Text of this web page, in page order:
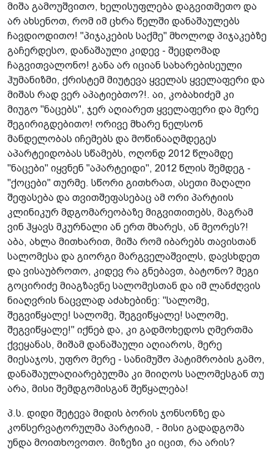
მიშა გამოუშვითო, ხელისუფლება დაგვითმეთო და
არ ახსენოთ, რომ იმ ცხრა წელში დანაშაულებს
ჩავდიოდითო! "პიჯაკების საქმე" მხოლოდ პიჯაკებზე
გაჩერდესო, დანაშაული კიდევ - შეცდომად
ჩაგვითვალონო! განა არ იციან სახარებისეული
ჰუმანიზმი, ქრისტემ მიუტევა ყველას ყველაფერი და
მიშას რად ვერ აპატიებთო?!. აი, კობახიძემ კი
მიუგო "ნაცებს", ჯერ აღიარეთ ყველაფერი და მერე
შეგირიგდებითო! ორივე მხარე ნელსონ
მანდელობას იჩემებს და მოწინააღმდეგეს
აპარტეიდობას სწამებს, ოღონდ 2012 წლამდე
"ნაცები" იყვნენ "აპარტეიდი", 2012 წლის შემდეგ -
"ქოცები" თურმე. სწორი გითხრათ, ასეთი მაღალი
შეფასება და თვითშეფასებაც ამ ორი პარტიის
კლინიკურ მდგომარეობაზე მიგვითითებს, მაგრამ
ვინ ჰყავს მკურნალი ან ერთ მხარეს, ან მეორეს?!
აბა, ახლა მითხარით, მიშა რომ იბარებს თავისთან
სალომესა და გიორგი მარგველაშვილს, დავსხდეთ
და ვისაუბროთო, კიდევ რა გნებავთ, ბატონო? მეგი
გოცირიძე მიაგზავნე სალომესთან და იმ ლანძღვის
ნიაღვრის ნაცვლად აძახებინე: "სალომე,
შეგვიწყალე! სალომე, შეგვიწყალე! სალომე,
შეგვიწყალე!" იქნებ და, კი გადმოხედოს ღმერთმა
ქვეყანას, მიშამ დანაშაული აღიაროს, მერე
მიესაჯოს, უფრო მერე - სანიმუშო პატიმრობის გამო,
დანაშაულაღიარებულმა კი მიიღოს სალომესგან თუ
არა, მისი შემდგომისგან შეწყალება!
პ.ს. დიდი შეტევა მიდის ბორის ჯონსონზე და
კონსერვატორულმა პარტიამ, - მისი გადადგომა
უნდა მოითხოვოთო. მიზეზი კი იცით, რა არის?